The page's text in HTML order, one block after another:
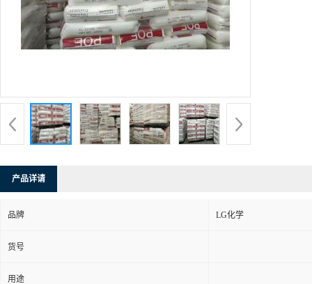
产品详请
品牌 LG化学
货号
用途